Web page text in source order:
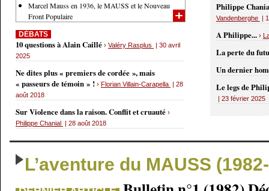
Philippe
Vandenberghe |
A Philippe... ›
La perte du
Un dernier
Le legs de
| 23 février 2025
Marcel Mauss en 1936, le MAUSS et le Nouveau
Front Populaire
DÉBATS
10 questions à Alain Caillé › Valéry Rasplus
| 30 avril
2025
Ne dites plus « premiers de cordée », mais
« passeurs de témoin » ! › Florian Villain-Carapella | 28
août 2018
Sur Violence dans la raison. Conflit et cruauté ›
Philippe Chanial | 28 août 2018
L’aventure du MAUSS